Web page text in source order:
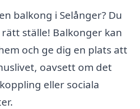
balkong i Selånger? Du
ställe! Balkonger kan
och ge dig en plats att
oavsett om det
eller sociala